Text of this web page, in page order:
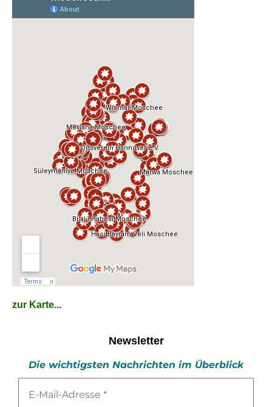
zur Karte...
Newsletter
Die wichtigsten Nachrichten im Überblick
Mail-